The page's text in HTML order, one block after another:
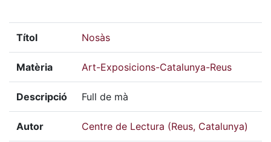
Títol Nosàs
Matèria Art-Exposicions-Catalunya-Reus
Descripció Full de mà
Autor Centre de Lectura (Reus, Catalunya)